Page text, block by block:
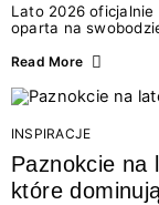
Lato 2026 oficjalnie
oparta na
doświadczenia
Motywem
letnich momentów.
wyjątkowego: wielki
najgorętszych
Read More
INSPIRACJE
Paznokcie na
które